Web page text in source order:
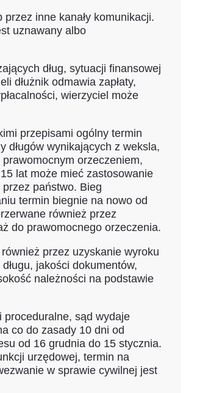
inne kanały komunikacji.
uznawany albo
dług, sytuacji finansowej
dłużnik odmawia zapłaty,
wierzyciel może
przepisami ogólny termin
długów wynikających z weksla,
orzeczeniem,
lat może mieć zastosowanie
państwo. Bieg
termin biegnie na nowo od
również przez
do prawomocnego orzeczenia.
przez uzyskanie wyroku
jakości dokumentów,
należności na podstawie
proceduralne, sąd wydaje
co do zasady 10 dni od
od 16 grudnia do 15 stycznia.
urzędowej, termin na
w sprawie cywilnej jest